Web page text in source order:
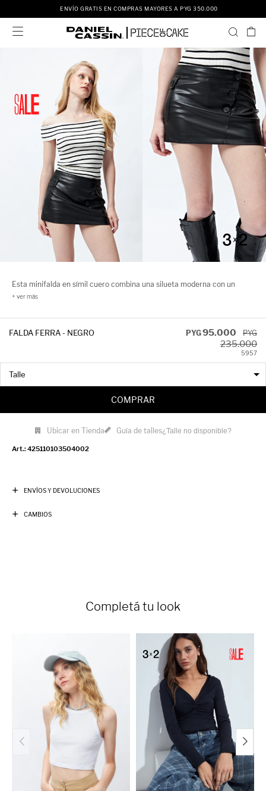
ENVÍO GRATIS EN COMPRAS MAYORES A PYG 350.000

Esta minifalda en símil cuero combina una silueta moderna con un
detalle de botones laterales que le aporta un toque distintivo y trendy.
versátil para outfits de noche o combinaciones más casuales con
FALDA FERRA - NEGRO PYG95.000 PYG
235.000
5957
COMPRAR
Ubicar en Tienda Guía de talles¿Talle no disponible?
425110103504002
ENVÍOS Y DEVOLUCIONES
CAMBIOS
Completá tu look